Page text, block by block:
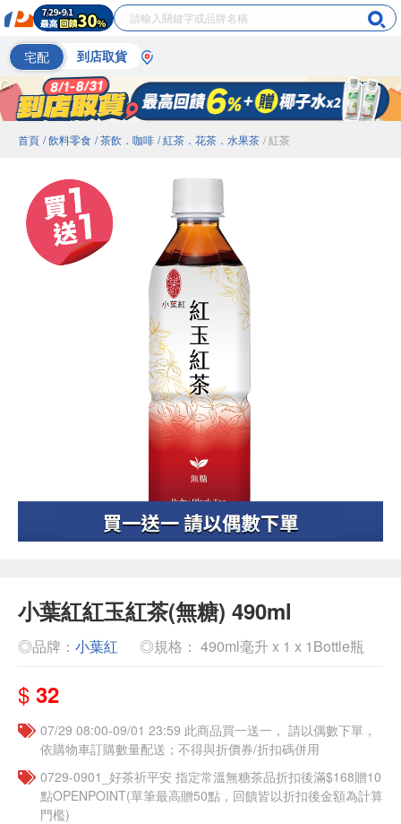
宅配 到店取貨
首頁 / 飲料零食 / 茶飲．咖啡 / 紅茶．花茶．水果茶 / 紅茶
小葉紅紅玉紅茶(無糖) 490ml
◎品牌： 小葉紅 ◎規格： 490ml毫升 x 1 x 1Bottle瓶
$ 32
07/29 08:00-09/01 23:59 此商品買一送一， 請以偶數下單，
依購物車訂購數量配送；不得與折價券/折扣碼併用
​​0729-0901_好茶祈平安 指定常溫無糖茶品折扣後滿$168贈10
點OPENPOINT(單筆最高贈50點，回饋皆以折扣後金額為計算
門檻)